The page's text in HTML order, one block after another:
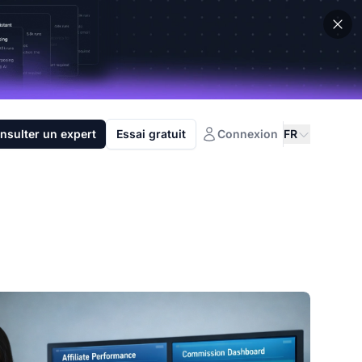
un expert Essai gratuit Connexion FR